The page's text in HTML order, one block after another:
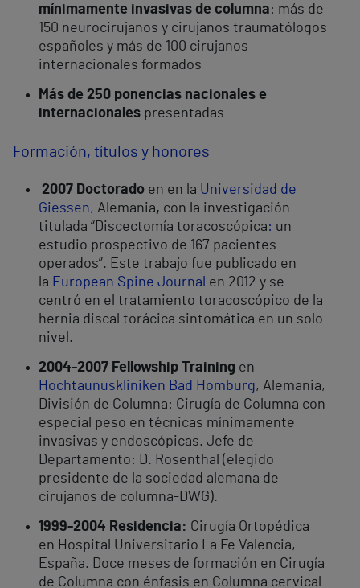
mínimamente invasivas de columna: más de
150 neurocirujanos y cirujanos traumatólogos
españoles y más de 100 cirujanos
internacionales formados
Más de 250 ponencias nacionales e
internacionales presentadas
Formación, títulos y honores
2007 Doctorado en en la Universidad de
Giessen, Alemania, con la investigación
titulada “Discectomía toracoscópica: un
estudio prospectivo de 167 pacientes
operados”. Este trabajo fue publicado en
la European Spine Journal en 2012 y se
centró en el tratamiento toracoscópico de la
hernia discal torácica sintomática en un solo
nivel.
2004-2007 Fellowship Training en
Hochtaunuskliniken Bad Homburg, Alemania,
División de Columna: Cirugía de Columna con
especial peso en técnicas mínimamente
invasivas y endoscópicas. Jefe de
Departamento: D. Rosenthal (elegido
presidente de la sociedad alemana de
cirujanos de columna-DWG).
1999-2004 Residencia: Cirugía Ortopédica
en Hospital Universitario La Fe Valencia,
España. Doce meses de formación en Cirugía
de Columna con énfasis en Columna cervical